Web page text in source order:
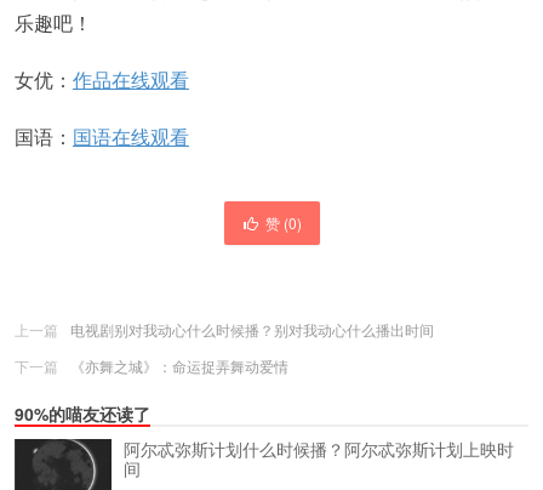
乐趣吧！
女优： 作品在线观看
国语： 国语在线观看
赞 (0)
上一篇
电视剧别对我动心什么时候播？别对我动心什么播出时间
下一篇
《亦舞之城》：命运捉弄舞动爱情
90%的喵友还读了
阿尔忒弥斯计划什么时候播？阿尔忒弥斯计划上映时
间